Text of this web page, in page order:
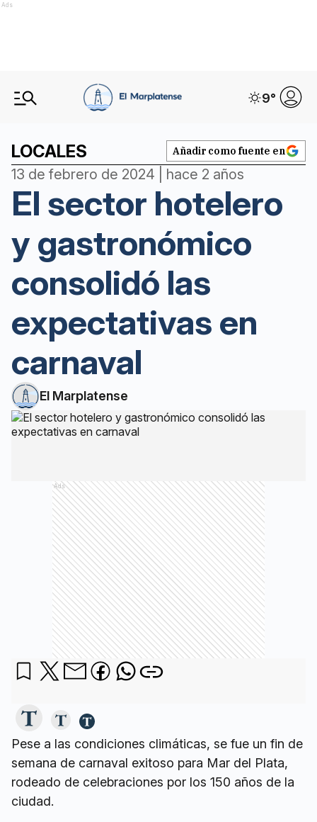
Ads
9°
LOCALES Añadir como fuente en
13 de febrero de 2024 | hace 2 años
El sector hotelero
y gastronómico
consolidó las
expectativas en
carnaval
El Marplatense
Ads
Pese a las condiciones climáticas, se fue un fin de
semana de carnaval exitoso para Mar del Plata,
rodeado de celebraciones por los 150 años de la
ciudad.